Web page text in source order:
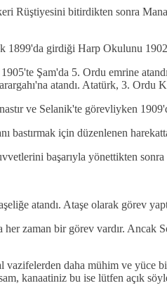
Rüştiyesini bitirdikten sonra
1899'da girdiği Harp Okulunu
Şam'da 5. Ordu emrine
atandı. Atatürk, 3. Ordu
ve Selanik'te görevliyken
bastırmak için düzenlenen
başarıyla yönettikten
atandı. Ataşe olarak görev
zaman bir görev vardır. Ancak
vazifelerden daha mühim ve yüce
kanaatiniz bu ise lütfen açık